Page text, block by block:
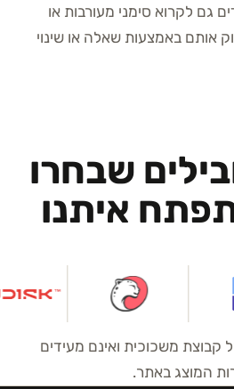
גם לקרוא סימני מעורבות או
אותם באמצעות שאלה או שינוי
שבחרו
איתנו
קבוצת משכוכית ואינם מעידים
המוצג באתר.